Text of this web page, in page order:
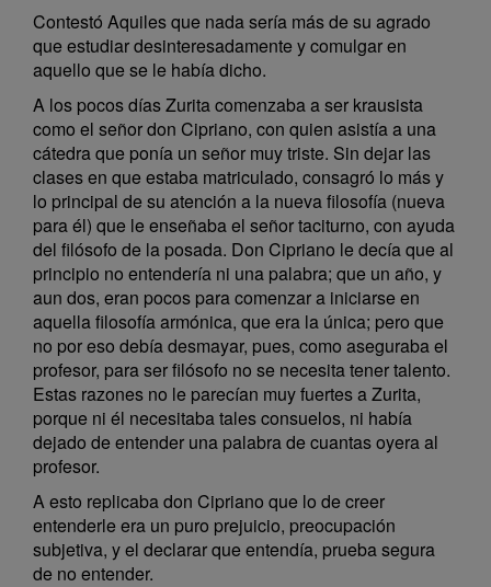
Contestó Aquiles que nada sería más de su agrado
que estudiar desinteresadamente y comulgar en
aquello que se le había dicho.
A los pocos días Zurita comenzaba a ser krausista
como el señor don Cipriano, con quien asistía a una
cátedra que ponía un señor muy triste. Sin dejar las
clases en que estaba matriculado, consagró lo más y
lo principal de su atención a la nueva filosofía (nueva
para él) que le enseñaba el señor taciturno, con ayuda
del filósofo de la posada. Don Cipriano le decía que al
principio no entendería ni una palabra; que un año, y
aun dos, eran pocos para comenzar a iniciarse en
aquella filosofía armónica, que era la única; pero que
no por eso debía desmayar, pues, como aseguraba el
profesor, para ser filósofo no se necesita tener talento.
Estas razones no le parecían muy fuertes a Zurita,
porque ni él necesitaba tales consuelos, ni había
dejado de entender una palabra de cuantas oyera al
profesor.
A esto replicaba don Cipriano que lo de creer
entenderle era un puro prejuicio, preocupación
subjetiva, y el declarar que entendía, prueba segura
de no entender.